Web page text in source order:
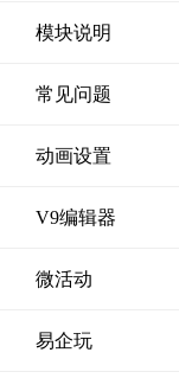
模块说明
常见问题
动画设置
V9编辑器
微活动
易企玩